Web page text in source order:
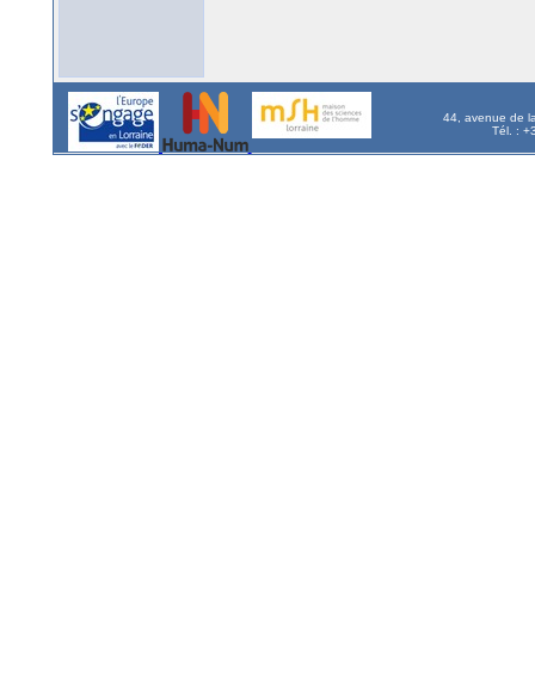
44, avenue de
Tél. :